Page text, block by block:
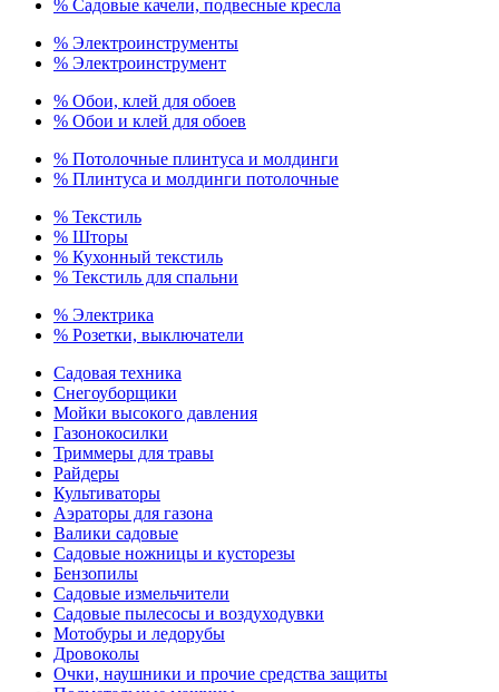
% Садовые качели, подвесные кресла
% Электроинструменты
% Электроинструмент
% Обои, клей для обоев
% Обои и клей для обоев
% Потолочные плинтуса и молдинги
% Плинтуса и молдинги потолочные
% Текстиль
% Шторы
% Кухонный текстиль
% Текстиль для спальни
% Электрика
% Розетки, выключатели
Садовая техника
Снегоуборщики
Мойки высокого давления
Газонокосилки
Триммеры для травы
Райдеры
Культиваторы
Аэраторы для газона
Валики садовые
Садовые ножницы и кусторезы
Бензопилы
Садовые измельчители
Садовые пылесосы и воздуходувки
Мотобуры и ледорубы
Дровоколы
Очки, наушники и прочие средства защиты